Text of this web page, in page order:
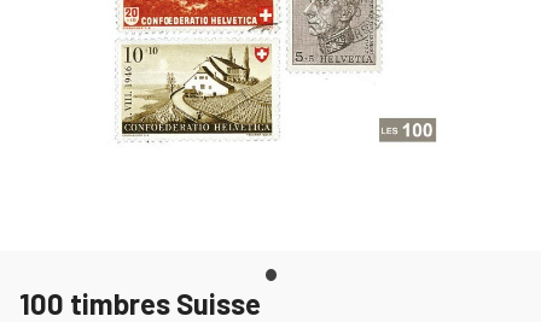
100 timbres Suisse